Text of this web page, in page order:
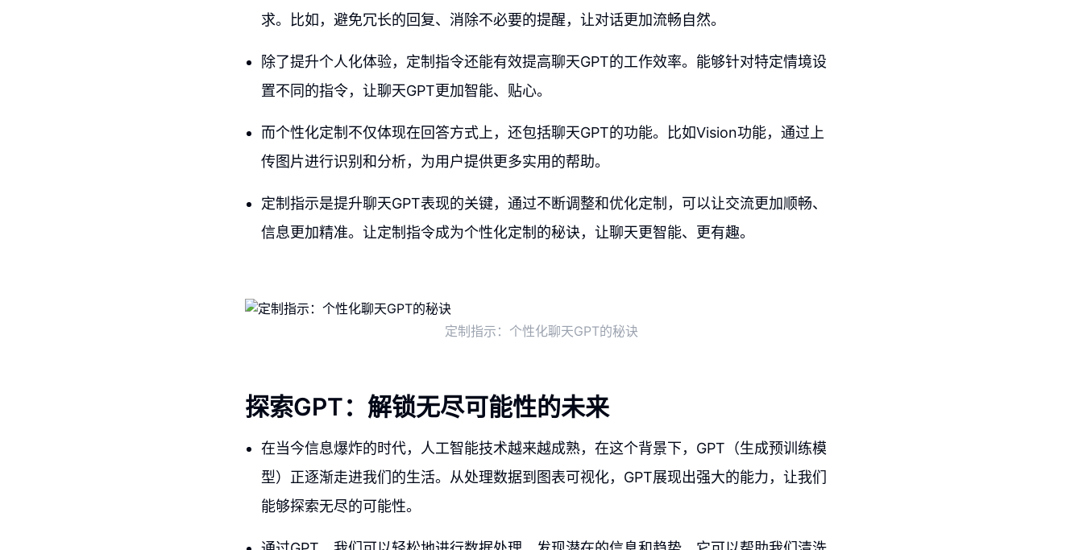
求。比如，避免冗长的回复、消除不必要的提醒，让对话更加流畅自然。
除了提升个人化体验，定制指令还能有效提高聊天GPT的工作效率。能够针对特定情境设
置不同的指令，让聊天GPT更加智能、贴心。
而个性化定制不仅体现在回答方式上，还包括聊天GPT的功能。比如Vision功能，通过上
传图片进行识别和分析，为用户提供更多实用的帮助。
定制指示是提升聊天GPT表现的关键，通过不断调整和优化定制，可以让交流更加顺畅、
信息更加精准。让定制指令成为个性化定制的秘诀，让聊天更智能、更有趣。
定制指示：个性化聊天GPT的秘诀
探索GPT：解锁无尽可能性的未来
在当今信息爆炸的时代，人工智能技术越来越成熟，在这个背景下，GPT（生成预训练模
型）正逐渐走进我们的生活。从处理数据到图表可视化，GPT展现出强大的能力，让我们
能够探索无尽的可能性。